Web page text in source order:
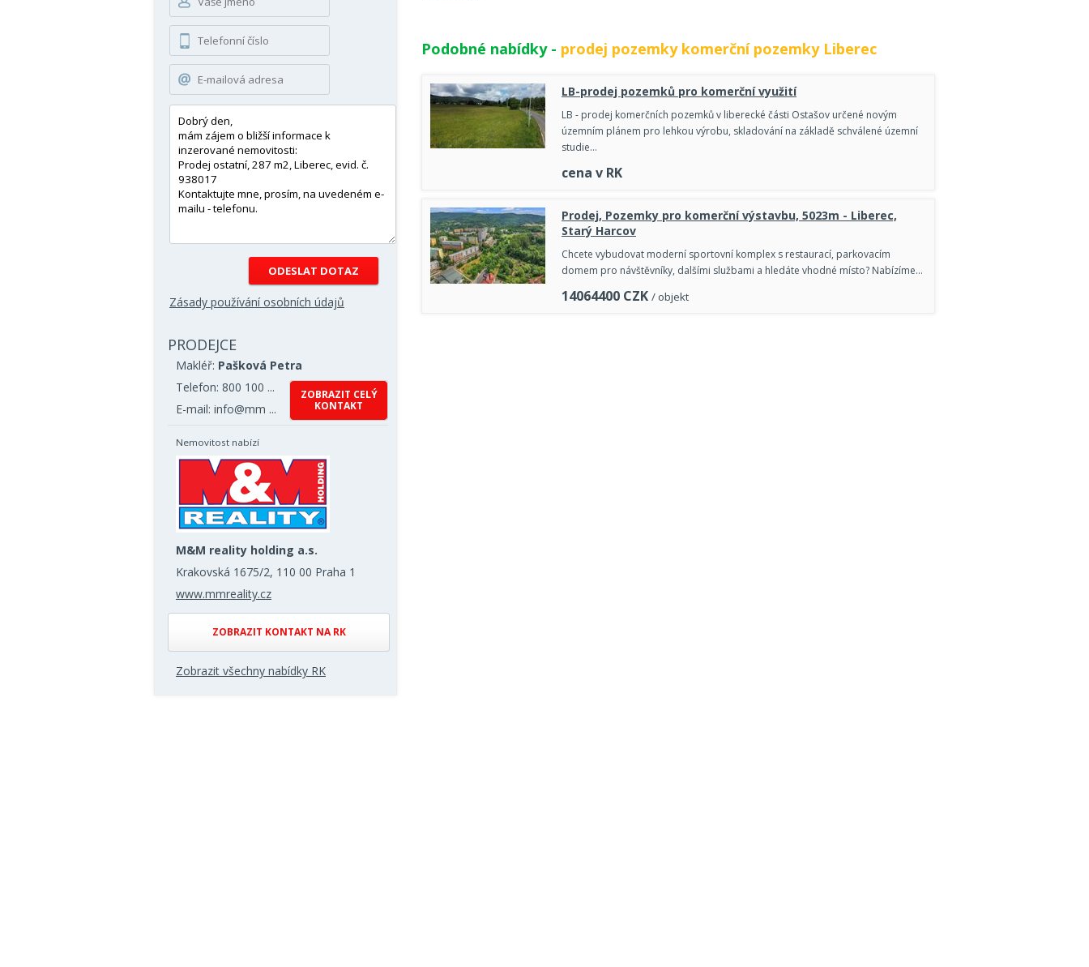
Zásady používání osobních údajů
PRODEJCE
Makléř: Pašková Petra
Telefon: 800 100 ...
E-mail: info@mm ...
ZOBRAZIT CELÝ
KONTAKT
Nemovitost nabízí
M&M reality holding a.s.
Krakovská 1675/2, 110 00 Praha 1
www.mmreality.cz
ZOBRAZIT KONTAKT NA RK
Zobrazit všechny nabídky RK
Podobné nabídky - prodej pozemky komerční pozemky Liberec
LB-prodej pozemků pro komerční využití
LB - prodej komerčních pozemků v liberecké části Ostašov určené novým
územním plánem pro lehkou výrobu, skladování na základě schválené územní
studie…
cena v RK
Prodej, Pozemky pro komerční výstavbu, 5023m - Liberec,
Starý Harcov
Chcete vybudovat moderní sportovní komplex s restaurací, parkovacím
domem pro návštěvníky, dalšími službami a hledáte vhodné místo? Nabízíme…
14064400 CZK / objekt